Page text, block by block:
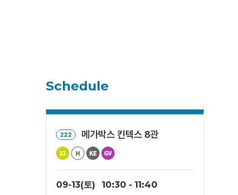
Schedule
222 메가박스 킨텍스 8관
09-13(토) 10:30 - 11:40